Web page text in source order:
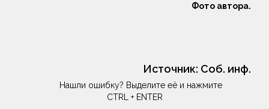
Фото автора.
Источник: Соб. инф.
Нашли ошибку? Выделите её и нажмите
CTRL + ENTER